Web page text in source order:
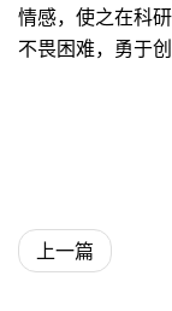
情感，使之在科
不畏困难，勇于
上一篇